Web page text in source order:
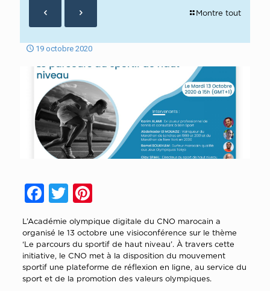
Montre tout
19 octobre 2020
Facebook
TwitterPinterest
L’Académie olympique digitale du CNO marocain a
organisé le 13 octobre une visioconférence sur le thème
‘Le parcours du sportif de haut niveau’. À travers cette
initiative, le CNO met à la disposition du mouvement
sportif une plateforme de réflexion en ligne, au service du
sport et de la promotion des valeurs olympiques.